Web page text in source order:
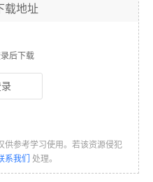
载地址
后下载
供参考学习使用。若该资源侵犯
系我们 处理。